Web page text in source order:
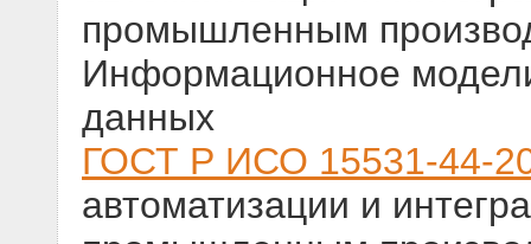
промышленным
Информационное
данных
ГОСТ Р ИСО 15531-44-
автоматизации и